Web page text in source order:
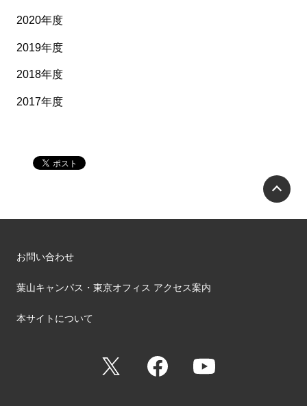
2020年度
2019年度
2018年度
2017年度
お問い合わせ
葉山キャンパス・東京オフィス アクセス案内
本サイトについて
Facebook